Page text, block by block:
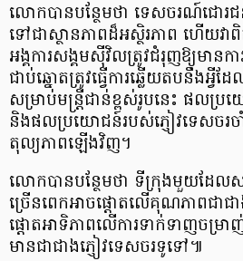
លោកបានបន្ថែមថា ទេសចរណ៍ជោរជ
ទៅជាស្ថានភាពដ៏អស្ថិរភាព ហើយ
អង្គការសង្គមស៊ីវិលត្រូវជំរុញឱ្យមានការ
ជាប់ឆ្នោតត្រូវធ្វើការឆ្លើយតបនឹងអ្វី
សម្រាប់មន្ត្រីជាន់ខ្ពស់រូបនេះ ផលប្
និងផលប្រយោជន៍របស់ភ្ញៀវទេសចរចាំ
តុល្យភាពឡើងវិញ។
លោកបានបន្ថែមថា ទីក្រុងមួយដែល
ច្រើនពេកអាចផ្តោតលើគុណភាពជាជ
ផ្ដោតអាទិភាពលើការទាក់ទាញចម្រា
មានជាជាងភ្ញៀវទេសចរទូទៅ៕